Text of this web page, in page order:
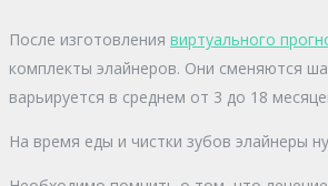
После изготовления виртуального
комплекты элайнеров. Они сменяются
варьируется в среднем от 3 до 18
На время еды и чистки зубов элайнеры